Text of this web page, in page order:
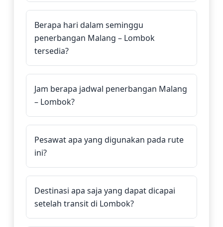
Berapa hari dalam seminggu
penerbangan Malang – Lombok
tersedia?
Jam berapa jadwal penerbangan Malang
– Lombok?
Pesawat apa yang digunakan pada rute
ini?
Destinasi apa saja yang dapat dicapai
setelah transit di Lombok?